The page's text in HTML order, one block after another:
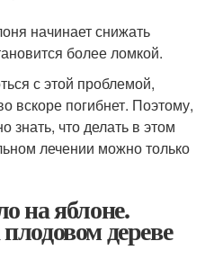
начинает снижать
более ломкой.
с этой проблемой,
вскоре погибнет. Поэтому,
знать, что делать в этом
лечении можно только
на яблоне.
дереве